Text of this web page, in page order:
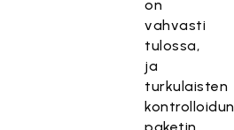
on
vahvasti
tulossa,
ja
turkulaisten
kontrolloidun